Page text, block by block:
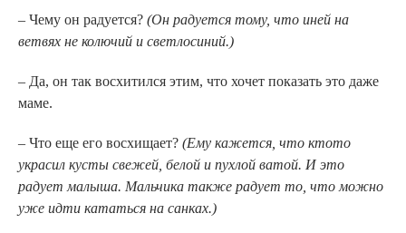
– Чему он радуется? (Он радуется тому, что иней на
ветвях не колючий и светло­синий.)
– Да, он так восхитился этим, что хочет показать это даже
маме.
– Что еще его восхищает? (Ему кажется, что кто­то
украсил кусты свежей, белой и пухлой ватой. И это
радует малыша. Мальчика также радует то, что можно
уже идти кататься на санках.)